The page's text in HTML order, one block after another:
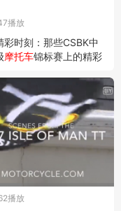
播放
彩时刻：那些CSBK中
摩托车锦标赛上的精彩
播放